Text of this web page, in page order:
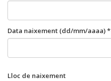
Data naixement (dd/mm/aaaa) *
Lloc de naixement